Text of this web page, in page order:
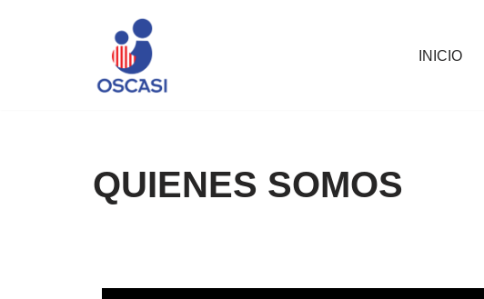
INICIO
QUIENES SOMOS